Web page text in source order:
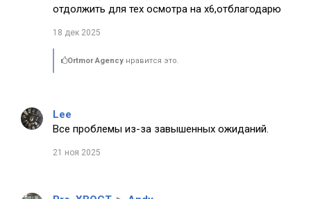
отдолжить для тех осмотра на х6,отблагодарю
18 дек 2025
Ortmor Agency нравится это.
Lee
Все проблемы из-за завышенных ожиданий.
21 ноя 2025